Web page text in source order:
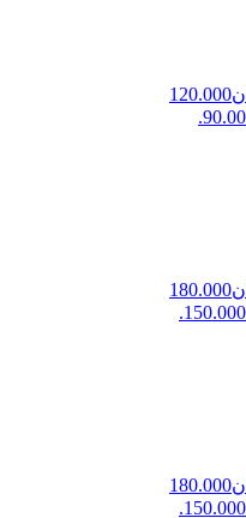
قیمت اصلی: تومان120.000
قیمت اصلی: تومان180.000
قیمت اصلی: تومان180.000